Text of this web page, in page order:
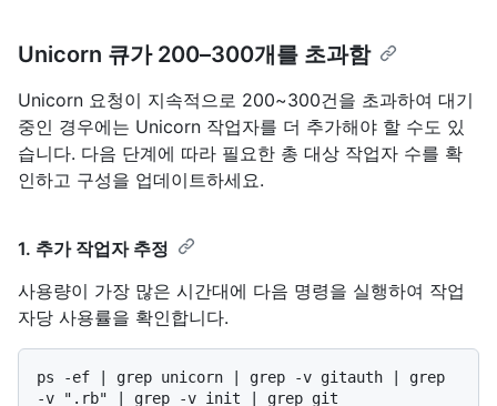
Unicorn 큐가 200–300개를 초과함
Unicorn 요청이 지속적으로 200~300건을 초과하여 대기
중인 경우에는 Unicorn 작업자를 더 추가해야 할 수도 있
습니다. 다음 단계에 따라 필요한 총 대상 작업자 수를 확
인하고 구성을 업데이트하세요.
1. 추가 작업자 추정
사용량이 가장 많은 시간대에 다음 명령을 실행하여 작업
자당 사용률을 확인합니다.
ps -ef | grep unicorn | grep -v gitauth | grep